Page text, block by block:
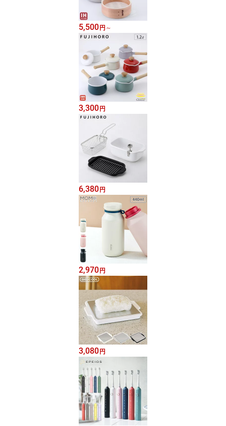
5,500 円 ～
3,300 円
6,380 円
2,970 円
3,080 円